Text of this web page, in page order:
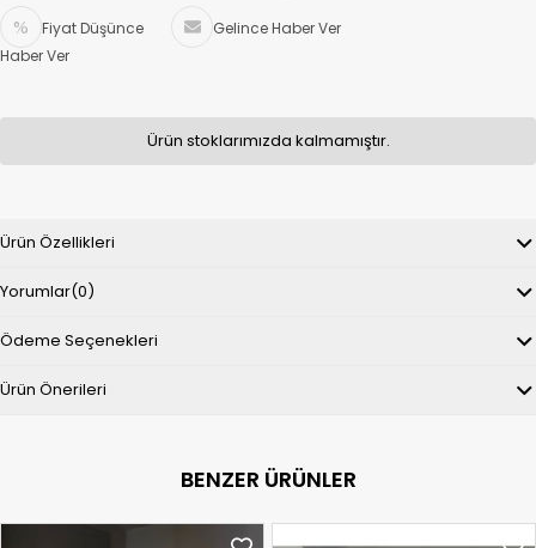
Fiyat Düşünce
Haber Ver
Gelince Haber Ver
Ürün stoklarımızda kalmamıştır.
Ürün Özellikleri
Yorumlar(0)
Ödeme Seçenekleri
Ürün Önerileri
BENZER ÜRÜNLER